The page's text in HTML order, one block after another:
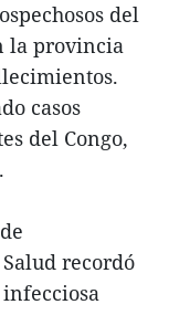
del
la provincia
casos
del Congo,
recordó